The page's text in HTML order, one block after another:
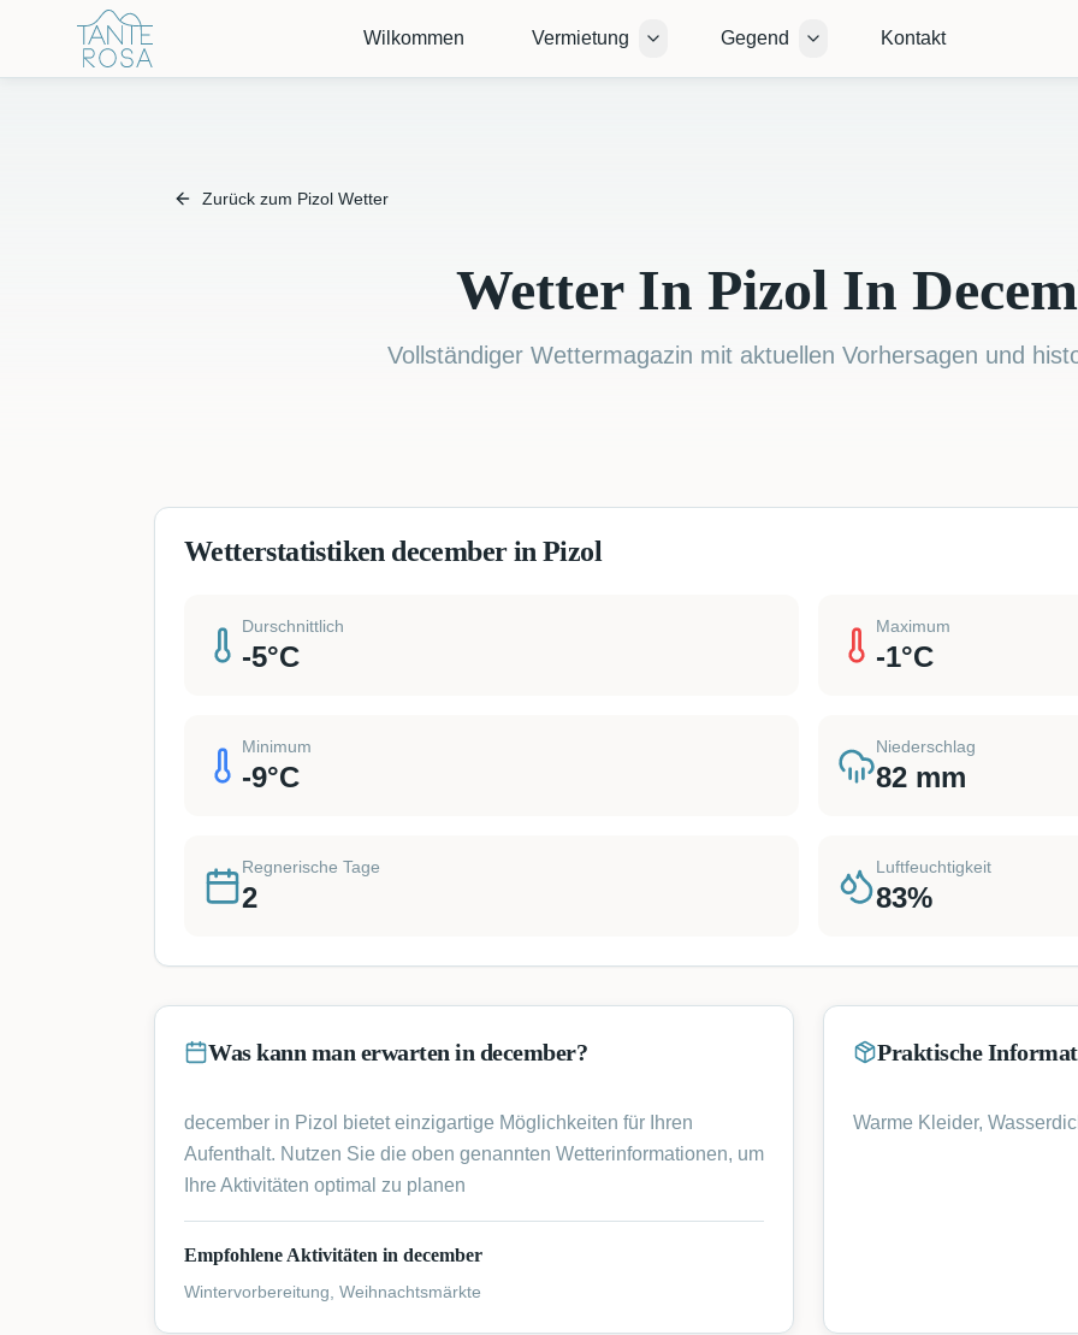
Wilkommen Vermietung
Open submenu
Gegend
Open submenu
Kontakt
Zurück zum Pizol Wetter
Wetter In Pizol In
Vollständiger Wettermagazin mit aktuellen Vorhersagen und
Wetterstatistiken december in Pizol
Durschnittlich
-5°C
Maximum
-1°C
Minimum
-9°C
Niederschlag
82 mm
Regnerische Tage
2
Luftfeuchtigkeit
83%
Was kann man erwarten in december?
december in Pizol bietet einzigartige Möglichkeiten für Ihren
Aufenthalt. Nutzen Sie die oben genannten Wetterinformationen, um
Ihre Aktivitäten optimal zu planen
Empfohlene Aktivitäten in december
Wintervorbereitung, Weihnachtsmärkte
Praktische
Warme Kleider,